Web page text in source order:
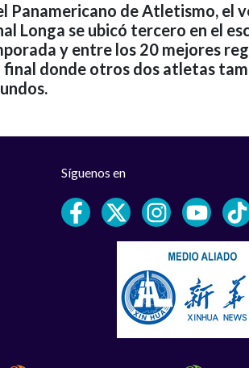
Panamericano de Atletismo, el
Longa se ubicó tercero en el
y entre los 20 mejores
final donde otros dos atletas
Síguenos en